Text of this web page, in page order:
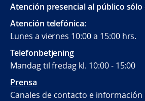
Atención presencial al público
Atención telefónica:
Lunes a viernes 10:00 a 15:00 hrs.
Telefonbetjening
Mandag til fredag kl. 10:00 - 15:00
Prensa
Canales de contacto e información